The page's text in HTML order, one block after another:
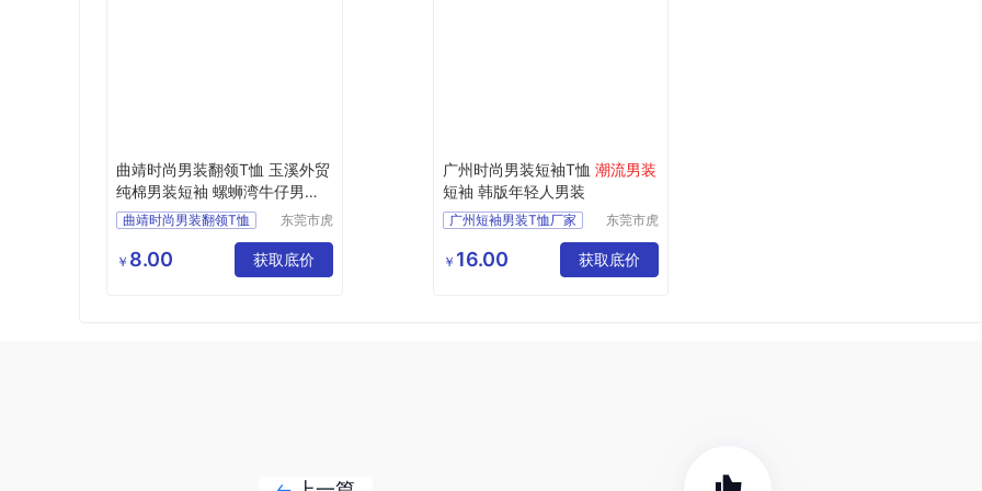
曲靖时尚男装翻领T恤 玉溪外贸
纯棉男装短袖 螺蛳湾牛仔男装
长裤
曲靖时尚男装翻领T恤
玉溪外贸纯棉男装短袖
螺蛳湾牛仔男装长裤
螺蛳湾地摊男装短袖
东莞市虎
饰经营部
￥ 8.00 获取底价
广州时尚男装短袖T恤 潮流男装
短袖 韩版年轻人男装
广州短袖男装T恤厂家
广州时尚男装厂家
东莞市虎
饰经营部
￥ 16.00 获取底价